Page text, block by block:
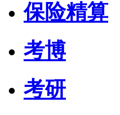
保险精算
考博
考研